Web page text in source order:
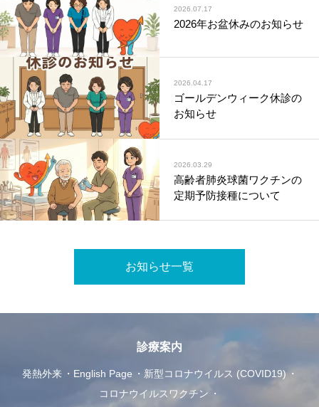
2026.07.17
2026年お盆休みのお知らせ
2026.04.17
ゴールデンウィーク休診の
お知らせ
2026.03.29
高齢者肺炎球菌ワクチンの
定期予防接種について
お知らせ一覧
診療案内
発熱外来 English Page
新型コロナウイルス (COVID19)
コロナウイルスワクチン